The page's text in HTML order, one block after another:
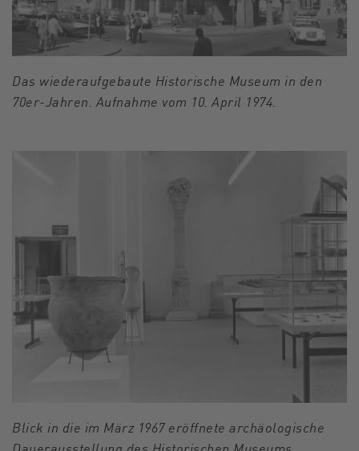
Das wiederaufgebaute Historische Museum in den
70er-Jahren. Aufnahme vom 10. April 1974.
Blick in die im März 1967 eröffnete archäologische